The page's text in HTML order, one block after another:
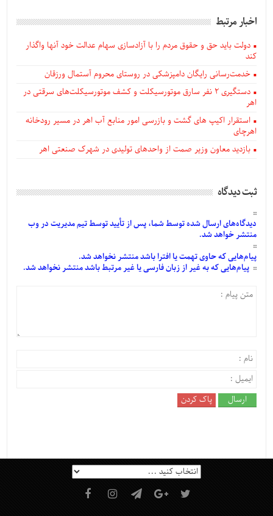
اخبار مرتبط
دولت باید حق و حقوق مردم را با آزادسازی سهام عدالت خود آنها واگذار
کند
خدمت‌رسانی رایگان دامپزشکی در روستای محروم آستمال ورزقان
دستگيری ۲ نفر سارق موتورسیکلت و کشف موتورسیکلت‌های سرقتی در
اهر
استقرار اکیپ های گشت و بازرسی امور منابع آب اهر در مسیر رودخانه
اهرچای
بازدید معاون وزیر صمت از واحدهای تولیدی در شهرک صنعتی اهر
ثبت دیدگاه
دیدگاه‌هایارسالشدهتوسط شما، پس ازتأییدتوسط تیم مدیریت در وب
منتشر خواهد شد.
پیام‌هاییکه حاوی تهمت یا افترا باشد منتشر نخواهد شد.
پیام‌هاییکه به غیر از زبان فارسی یا غیر مرتبط باشد منتشر نخواهد شد.